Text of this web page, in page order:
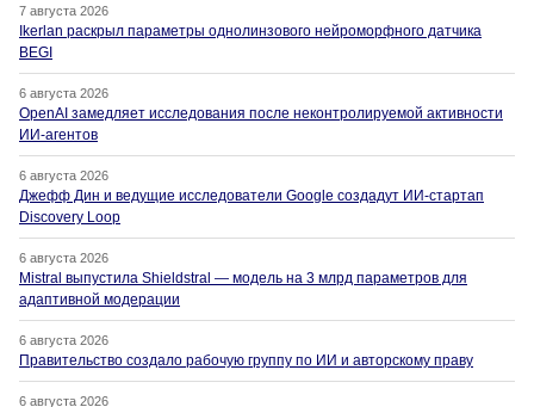
7 августа 2026
Ikerlan раскрыл параметры однолинзового нейроморфного датчика
BEGI
6 августа 2026
OpenAI замедляет исследования после неконтролируемой активности
ИИ-агентов
6 августа 2026
Джефф Дин и ведущие исследователи Google создадут ИИ-стартап
Discovery Loop
6 августа 2026
Mistral выпустила Shieldstral — модель на 3 млрд параметров для
адаптивной модерации
6 августа 2026
Правительство создало рабочую группу по ИИ и авторскому праву
6 августа 2026